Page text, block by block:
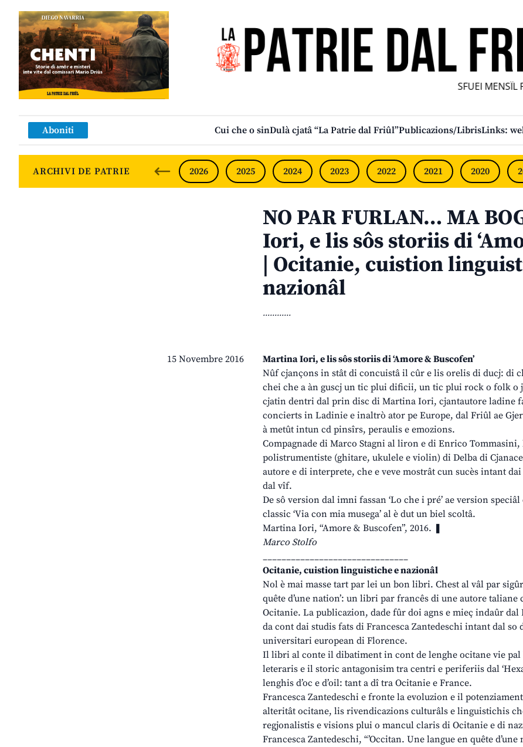
SFUEI MENSÎL
Aboniti Cui che o sinDulà cjatâ “La Patrie dal Friûl”Publicazions/LibrisLinks:
ARCHIVI DE PATRIE 2026 2025 2024 2023 2022 2021 2020
NO PAR FURLAN… MA
Iori, e lis sôs storiis di
| Ocitanie, cuistion
nazionâl
............
15 Novembre 2016
Martina Iori, e lis sôs storiis di ‘Amore & Buscofen’
Nûf cjançons in stât di concuistâ il cûr e lis orelis di ducj: di
chei che a àn guscj un tic plui dificii, un tic plui rock o folk o
cjatin dentri dal prin disc di Martina Iori, cjantautore ladine
concierts in Ladinie e inaltrò ator pe Europe, dal Friûl ae
à metût intun cd pinsîrs, peraulis e emozions.
Compagnade di Marco Stagni al liron e di Enrico Tommasini,
polistrumentiste (ghitare, ukulele e violin) di Delba di
autore e di interprete, che e veve mostrât cun sucès intant
dal vîf.
De sô version dal imni fassan ‘Lo che i pré’ ae version
classic ‘Via con mia musega’ al è dut un biel scoltâ.
Martina Iori, “Amore & Buscofen”, 2016. ❚
Marco Stolfo
_______________________________
Ocitanie, cuistion linguistiche e nazionâl
Nol è mai masse tart par lei un bon libri. Chest al vâl par
quête d’une nation’: un libri par francês di une autore taliane
Ocitanie. La publicazion, dade fûr doi agns e mieç indaûr dal
da cont dai studis fats di Francesca Zantedeschi intant dal
universitari european di Florence.
Il libri al conte il dibatiment in cont de lenghe ocitane vie
leteraris e il storic antagonisim tra centri e periferiis dal
lenghis d’oc e d’oil: tant a dî tra Ocitanie e France.
Francesca Zantedeschi e fronte la evoluzion e il
alteritât ocitane, lis rivendicazions culturâls e linguistichis
regjonalistis e visions plui o mancul claris di Ocitanie e di
Francesca Zantedeschi, “’Occitan. Une langue en quête d’une